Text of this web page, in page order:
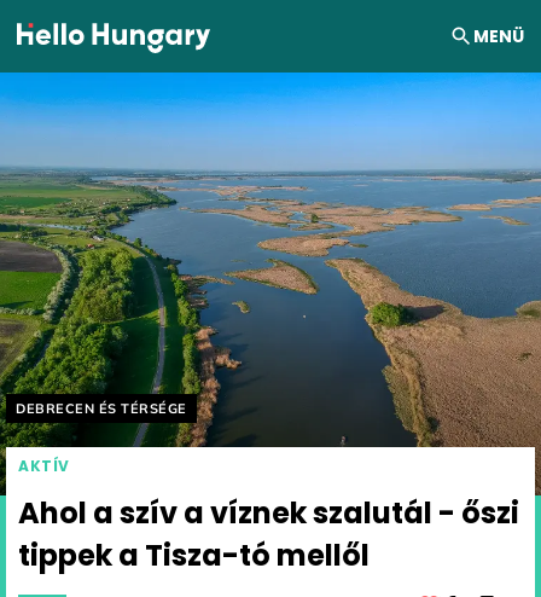
Ugrás a tartalomhoz MENÜ
Helyszín címkék:
DEBRECEN ÉS TÉRSÉGE
AKTÍV
Ahol a szív a víznek szalutál - őszi
tippek a Tisza-tó mellől